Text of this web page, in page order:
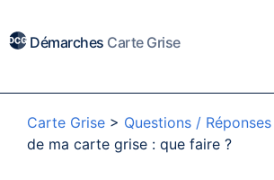
Démarches Carte Grise
Carte Grise > Questions / Réponses
de ma carte grise : que faire ?